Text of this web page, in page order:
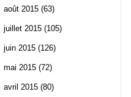
août 2015 (63)
juillet 2015 (105)
juin 2015 (126)
mai 2015 (72)
avril 2015 (80)